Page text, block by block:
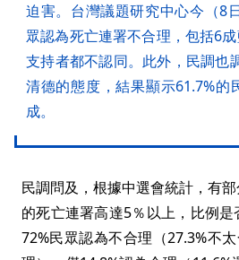
迫害。台灣議題研究中心今（8
眾認為死亡連署不合理，包括6
支持者都不認同。此外，民調也
清德的態度，結果顯示61.7%的
成。
民調問及，根據中選會統計，有
的死亡連署高達5％以上，比例
72%民眾認為不合理（27.3%不